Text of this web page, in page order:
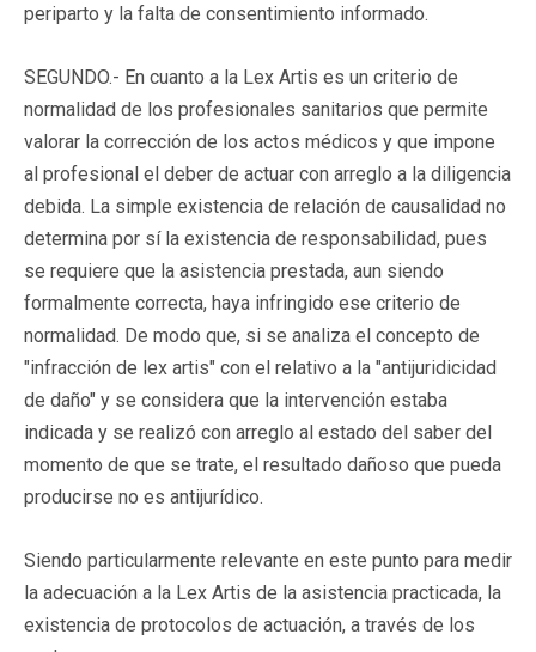
periparto y la falta de consentimiento informado.
SEGUNDO.- En cuanto a la Lex Artis es un criterio de
normalidad de los profesionales sanitarios que permite
valorar la corrección de los actos médicos y que impone
al profesional el deber de actuar con arreglo a la diligencia
debida. La simple existencia de relación de causalidad no
determina por sí la existencia de responsabilidad, pues
se requiere que la asistencia prestada, aun siendo
formalmente correcta, haya infringido ese criterio de
normalidad. De modo que, si se analiza el concepto de
"infracción de lex artis" con el relativo a la "antijuridicidad
de daño" y se considera que la intervención estaba
indicada y se realizó con arreglo al estado del saber del
momento de que se trate, el resultado dañoso que pueda
producirse no es antijurídico.
Siendo particularmente relevante en este punto para medir
la adecuación a la Lex Artis de la asistencia practicada, la
existencia de protocolos de actuación, a través de los